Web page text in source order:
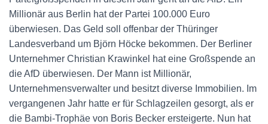
Millionär aus Berlin hat der Partei 100.000 Euro
überwiesen. Das Geld soll offenbar der Thüringer
Landesverband um Björn Höcke bekommen. Der Berliner
Unternehmer Christian Krawinkel hat eine Großspende an
die AfD überwiesen. Der Mann ist Millionär,
Unternehmensverwalter und besitzt diverse Immobilien. Im
vergangenen Jahr hatte er für Schlagzeilen gesorgt, als er
die Bambi-Trophäe von Boris Becker ersteigerte. Nun hat